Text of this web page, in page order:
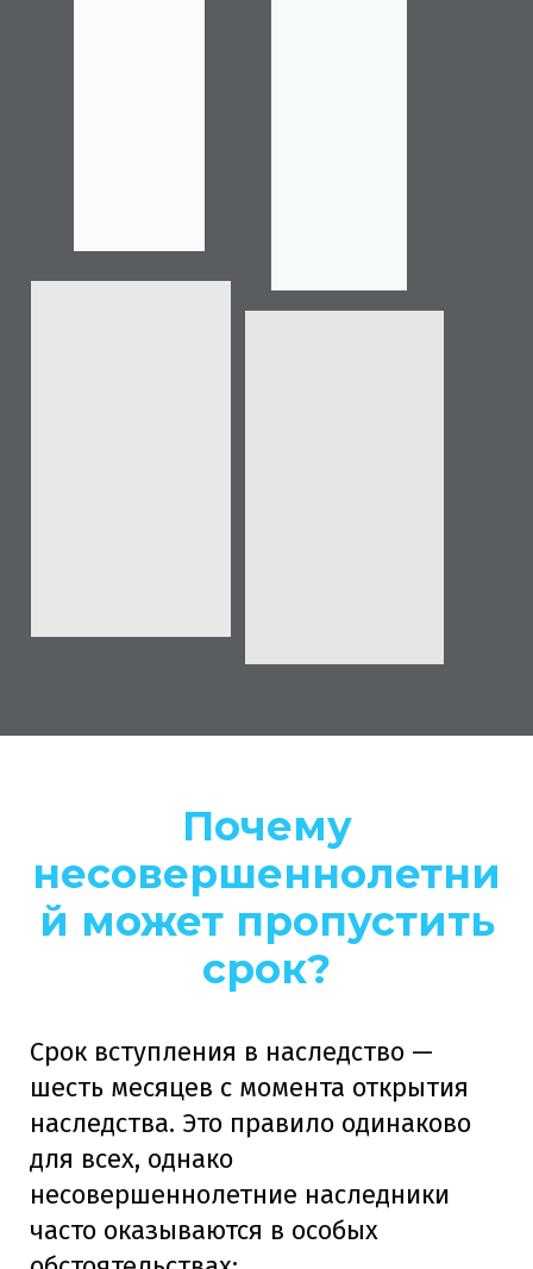
Почему
несовершеннолетни
й может пропустить
срок?
Срок вступления в наследство —
шесть месяцев с момента открытия
наследства. Это правило одинаково
для всех, однако
несовершеннолетние наследники
часто оказываются в особых